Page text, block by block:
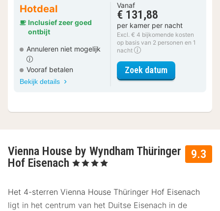
Hotdeal
Inclusief zeer goed
ontbijt
Annuleren niet mogelijk
Vooraf betalen
Bekijk details
Vanaf
€ 131,88
per kamer per nacht
Excl. € 4 bijkomende kosten
op basis van 2 personen en 1
nacht
Zoek datumvoor Deluxe
9.3
Vienna House by Wyndham Thüringer
Hof Eisenach , 4 Sterren
Het 4-sterren Vienna House Thüringer Hof Eisenach
ligt in het centrum van het Duitse Eisenach in de